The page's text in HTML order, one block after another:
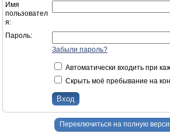
Имя
пользовател
я:
Пароль:
Забыли пароль?
Автоматически входить при
Скрыть моё пребывание на
Переключиться на полную